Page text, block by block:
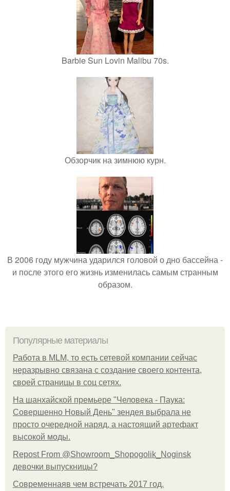
Barbie Sun Lovin Malibu 70s.
Обзорчик на зимнюю курн.
В 2006 году мужчина ударился головой о дно бассейна -
и после этого его жизнь изменилась самым странным
образом.
Популярные материалы
Работа в MLM, то есть сетевой компании сейчас
неразрывно связана с создание своего контента,
своей страницы в соц сетях.
На шанхайской премьере "Человека - Паука:
Совершенно Новый День" зендея выбрала не
просто очередной наряд, а настоящий артефакт
высокой моды.
Repost From @Showroom_Shopogolik_Noginsk
девочки выпускницы?
Современнаяв чем встречать 2017 год.